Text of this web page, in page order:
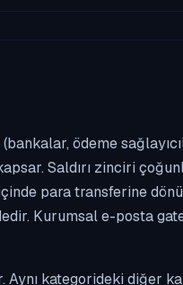
ödeme
Saldırı zinciri
para transferine
Kurumsal e-posta
Aynı kategorideki diğer